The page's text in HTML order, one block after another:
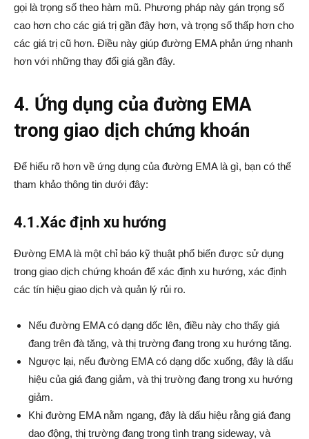
gọi là trọng số theo hàm mũ. Phương pháp này gán trọng số
cao hơn cho các giá trị gần đây hơn, và trọng số thấp hơn cho
các giá trị cũ hơn. Điều này giúp đường EMA phản ứng nhanh
hơn với những thay đổi giá gần đây.
4. Ứng dụng của đường EMA
trong giao dịch chứng khoán
Để hiểu rõ hơn về ứng dụng của đường EMA là gì, bạn có thể
tham khảo thông tin dưới đây:
4.1.Xác định xu hướng
Đường EMA là một chỉ báo kỹ thuật phổ biến được sử dụng
trong giao dịch chứng khoán để xác định xu hướng, xác định
các tín hiệu giao dịch và quản lý rủi ro.
Nếu đường EMA có dạng dốc lên, điều này cho thấy giá
đang trên đà tăng, và thị trường đang trong xu hướng tăng.
Ngược lại, nếu đường EMA có dạng dốc xuống, đây là dấu
hiệu của giá đang giảm, và thị trường đang trong xu hướng
giảm.
Khi đường EMA nằm ngang, đây là dấu hiệu rằng giá đang
dao động, thị trường đang trong tình trạng sideway, và